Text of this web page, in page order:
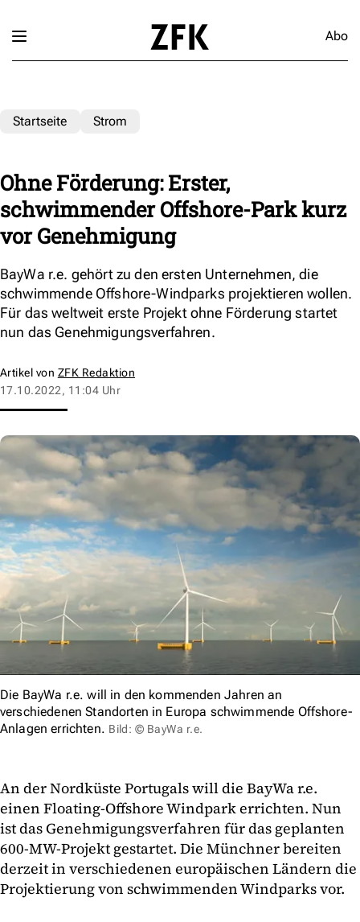
Abo
Startseite Strom
Ohne Förderung: Erster,
schwimmender Offshore-Park kurz
vor Genehmigung
BayWa r.e. gehört zu den ersten Unternehmen, die
schwimmende Offshore-Windparks projektieren wollen.
Für das weltweit erste Projekt ohne Förderung startet
nun das Genehmigungsverfahren.
Artikel von ZFK Redaktion
17.10.2022, 11:04 Uhr
Die BayWa r.e. will in den kommenden Jahren an
verschiedenen Standorten in Europa schwimmende Offshore-
Anlagen errichten. Bild: © BayWa r.e.
An der Nordküste Portugals will die BayWa r.e.
einen Floating-Offshore Windpark errichten. Nun
ist das Genehmigungsverfahren für das geplanten
600-MW-Projekt gestartet. Die Münchner bereiten
derzeit in verschiedenen europäischen Ländern die
Projektierung von schwimmenden Windparks vor.